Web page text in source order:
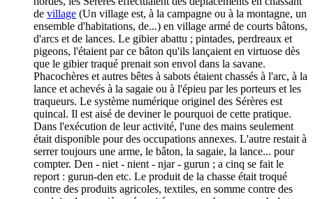
de village (Un village est, à la campagne ou à la montagne, un
ensemble d'habitations, de...) en village armé de courts bâtons,
d'arcs et de lances. Le gibier abattu ; pintades, perdreaux et
pigeons, l'étaient par ce bâton qu'ils lançaient en virtuose dès
que le gibier traqué prenait son envol dans la savane.
Phacochères et autres bêtes à sabots étaient chassés à l'arc, à la
lance et achevés à la sagaie ou à l'épieu par les porteurs et les
traqueurs. Le système numérique originel des Sérères est
quincal. Il est aisé de deviner le pourquoi de cette pratique.
Dans l'exécution de leur activité, l'une des mains seulement
était disponible pour des occupations annexes. L'autre restait à
serrer toujours une arme, le bâton, la sagaie, la lance... pour
compter. Den - niet - nient - njar - gurun ; a cinq se fait le
report : gurun-den etc. Le produit de la chasse était troqué
contre des produits agricoles, textiles, en somme contre des